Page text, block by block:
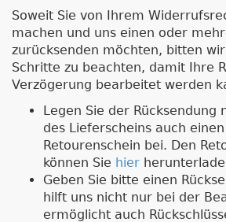
Soweit Sie von Ihrem
machen und uns einen oder
zurücksenden möchten, bitten
Schritte zu beachten, damit Ihre
Verzögerung bearbeitet werden
Legen Sie der Rücksendung
des Lieferscheins auch
Retourenschein bei. Den
können Sie hier
Geben Sie bitte einen
hilft uns nicht nur bei der
ermöglicht auch